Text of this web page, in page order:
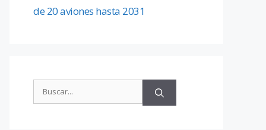
de 20 aviones hasta 2031